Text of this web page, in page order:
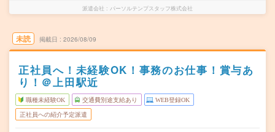
派遣会社 パーソルテンプスタッフ株式会社
未読 掲載日 2026/08/09
正社員へ！未経験OK！事務のお仕事！賞与あ
り！＠上田駅近
職種未経験OK 交通費別途支給あり WEB登録OK
正社員への紹介予定派遣